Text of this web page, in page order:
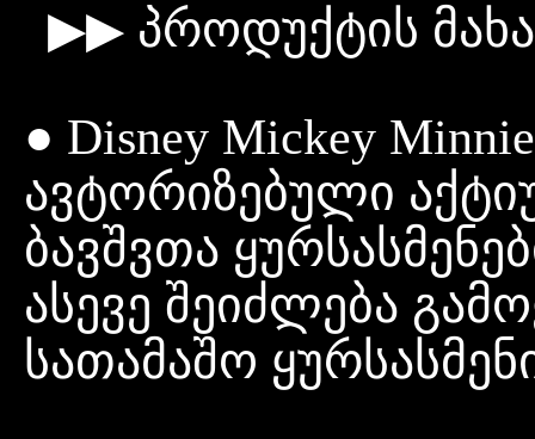
▶▶ პროდუქტის
● Disney Mickey
ავტორიზებული
ბავშვთა
ასევე შეიძლება
სათამაშო